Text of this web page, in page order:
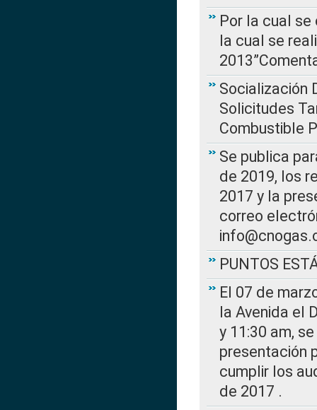
Por la cual se
la cual se
Socialización
Solicitudes
Combustible
Se publica
de 2019, los
2017 y la
correo
PUNTOS
El 07 de
la Avenida el
y 11:30 am,
presentación
cumplir los
de 2017 .